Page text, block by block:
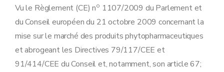
Vu le Règlement (CE) no 1107/2009 du Parlement et
du Conseil européen du 21 octobre 2009 concernant la
mise sur le marché des produits phytopharmaceutiques
et abrogeant les Directives 79/117/CEE et
91/414/CEE du Conseil et, notamment, son article 67;